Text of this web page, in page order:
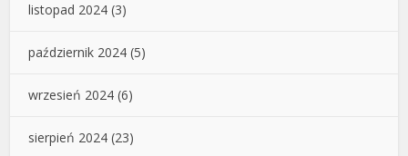
listopad 2024 (3)
październik 2024 (5)
wrzesień 2024 (6)
sierpień 2024 (23)